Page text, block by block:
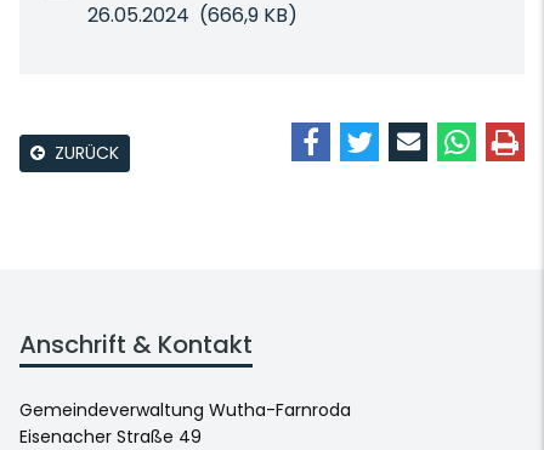
26.05.2024 (666,9 KB)
ZURÜCK
Anschrift & Kontakt
Gemeindeverwaltung Wutha-Farnroda
Eisenacher Straße 49